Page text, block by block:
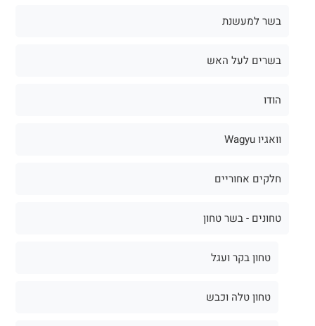
בשר למעשנת
בשרים לעל האש
הודו
וואגיו Wagyu
חלקים אחוריים
טחונים - בשר טחון
טחון בקר ועגל
טחון טלה וכבש